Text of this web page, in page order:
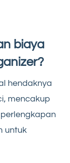
biaya
hendaknya
mencakup
untuk